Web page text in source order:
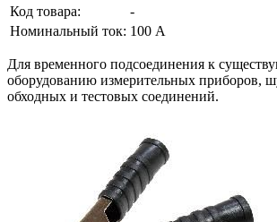
Код товара:
-
Номинальный ток: 100 А
Для временного подсоединения к
оборудованию измерительных приборов,
обходных и тестовых соединений.